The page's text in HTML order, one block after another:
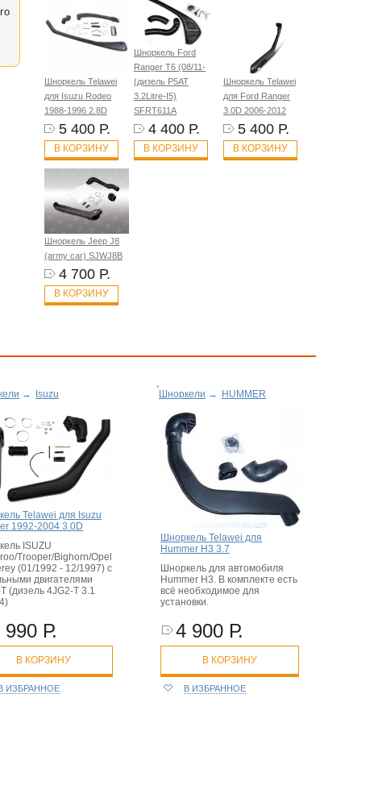
Шноркель Telawei
для Isuzu Rodeo
1988-1996 2.8D
5 400 Р.
В КОРЗИНУ
Шноркель Ford
Ranger T6 (08/11-
(дизель P5AT
3.2Litre-I5)
SFRT611A
4 400 Р.
В КОРЗИНУ
Шноркель Telawei
для Ford Ranger
3.0D 2006-2012
5 400 Р.
В КОРЗИНУ
Шноркель Jeep J8
(army car) SJWJ8B
4 700 Р.
В КОРЗИНУ
→ Isuzu
Telawei для Isuzu
1992-2004 3.0D
ISUZU
Trooper/Bighorn/Opel
(01/1992 - 12/1997) с
двигателями
(дизель 4JG2-T 3.1
990 Р.
В КОРЗИНУ
В ИЗБРАННОЕ
Шноркели → HUMMER
Шноркель Telawei для
Hummer H3 3.7
Шноркель для автомобиля
Hummer H3. В комплекте есть
всё необходимое для
установки.
4 900 Р.
В КОРЗИНУ
В ИЗБРАННОЕ